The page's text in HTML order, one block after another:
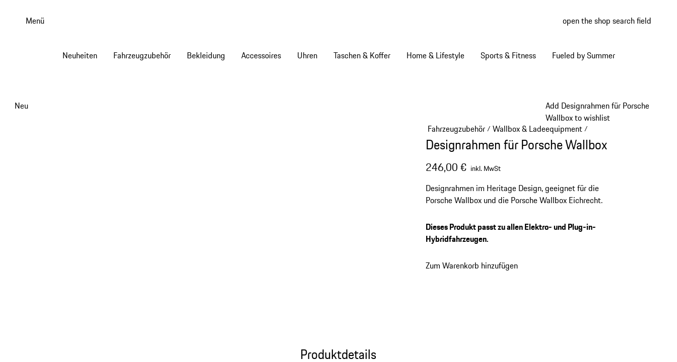
Hauptinhalt
Menü open the shop search field
Neuheiten Fahrzeugzubehör Bekleidung Accessoires Uhren Taschen & Koffer Home & Lifestyle Sports & Fitness Fueled by Summer
Add Designrahmen für Porsche
Wallbox to wishlist
Neu
Fahrzeugzubehör/ Wallbox & Ladeequipment/
Designrahmen für Porsche Wallbox
246,00 € inkl. MwSt
Designrahmen im Heritage Design, geeignet für die
Porsche Wallbox und die Porsche Wallbox Eichrecht.
Dieses Produkt passt zu allen Elektro- und Plug-in-
Hybridfahrzeugen.
Zum Warenkorb hinzufügen
Produktdetails